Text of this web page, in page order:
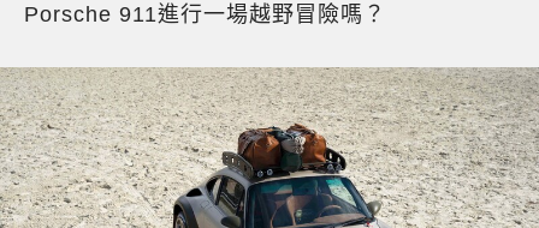
Porsche 911進行一場越野冒險嗎？